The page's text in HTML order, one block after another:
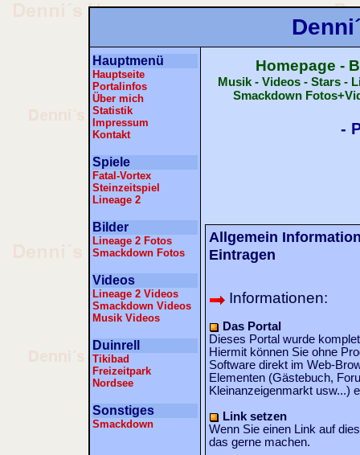
Hauptmenü
Hauptseite
Portalinfos
Über mich
Statistik
Impressum
Kontakt
Spiele
Fatal-Vortex
Steinzeitspiel
Lineage 2
Bilder
Lineage 2 Fotos
Smackdown Fotos
Videos
Lineage 2 Videos
Smackdown Videos
Musik Videos
Duinrell
Tikibad
Freizeitpark
Nordsee
Sonstiges
Smackdown
Homepage -
Musik - Videos - Stars -
Smackdown
-
Allgemein
Eintragen
Informationen:
Das Portal
Dieses Portal wurde
Hiermit können Sie ohne
Software direkt im Web-
Elementen (Gästebuch,
Kleinanzeigenmarkt usw...)
Link setzen
Wenn Sie einen Link auf
das gerne machen.